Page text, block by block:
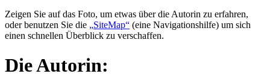
Zeigen Sie auf das Foto, um etwas über die Autorin zu erfahren,
oder benutzen Sie die
SiteMap
(eine Navigationshilfe) um sich
einen schnellen Überblick zu verschaffen.
Die Autorin: